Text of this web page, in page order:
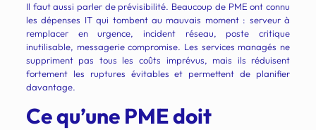
Il faut aussi parler de prévisibilité. Beaucoup de PME ont connu
les dépenses IT qui tombent au mauvais moment : serveur à
remplacer en urgence, incident réseau, poste critique
inutilisable, messagerie compromise. Les services managés ne
suppriment pas tous les coûts imprévus, mais ils réduisent
fortement les ruptures évitables et permettent de planifier
davantage.
Ce qu’une PME doit